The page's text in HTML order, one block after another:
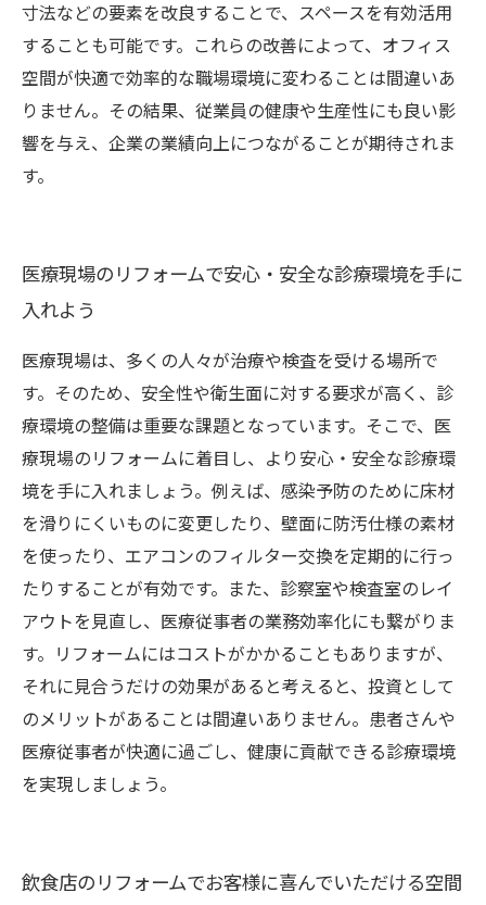
寸法などの要素を改良することで、スペースを有効活用
することも可能です。これらの改善によって、オフィス
空間が快適で効率的な職場環境に変わることは間違いあ
りません。その結果、従業員の健康や生産性にも良い影
響を与え、企業の業績向上につながることが期待されま
す。
医療現場のリフォームで安心・安全な診療環境を手に
入れよう
医療現場は、多くの人々が治療や検査を受ける場所で
す。そのため、安全性や衛生面に対する要求が高く、診
療環境の整備は重要な課題となっています。そこで、医
療現場のリフォームに着目し、より安心・安全な診療環
境を手に入れましょう。例えば、感染予防のために床材
を滑りにくいものに変更したり、壁面に防汚仕様の素材
を使ったり、エアコンのフィルター交換を定期的に行っ
たりすることが有効です。また、診察室や検査室のレイ
アウトを見直し、医療従事者の業務効率化にも繋がりま
す。リフォームにはコストがかかることもありますが、
それに見合うだけの効果があると考えると、投資として
のメリットがあることは間違いありません。患者さんや
医療従事者が快適に過ごし、健康に貢献できる診療環境
を実現しましょう。
飲食店のリフォームでお客様に喜んでいただける空間